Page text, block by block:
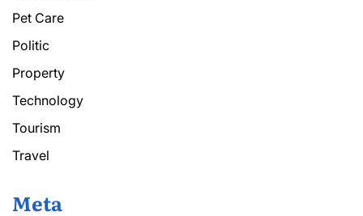
Pet Care
Politic
Property
Technology
Tourism
Travel
Meta